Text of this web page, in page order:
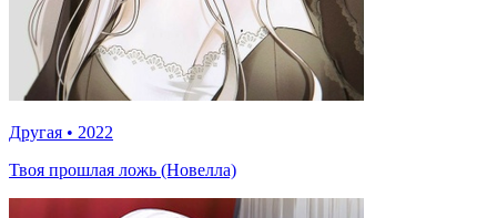
Другая • 2022
Твоя прошлая ложь (Новелла)